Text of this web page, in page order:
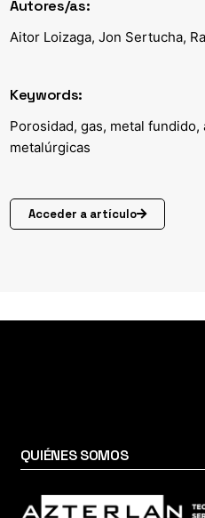
Autores/as:
Aitor Loizaga, Jon Sertucha,
Keywords:
Porosidad, gas, metal
metalúrgicas
Acceder a artículo
QUIÉNES SOMOS